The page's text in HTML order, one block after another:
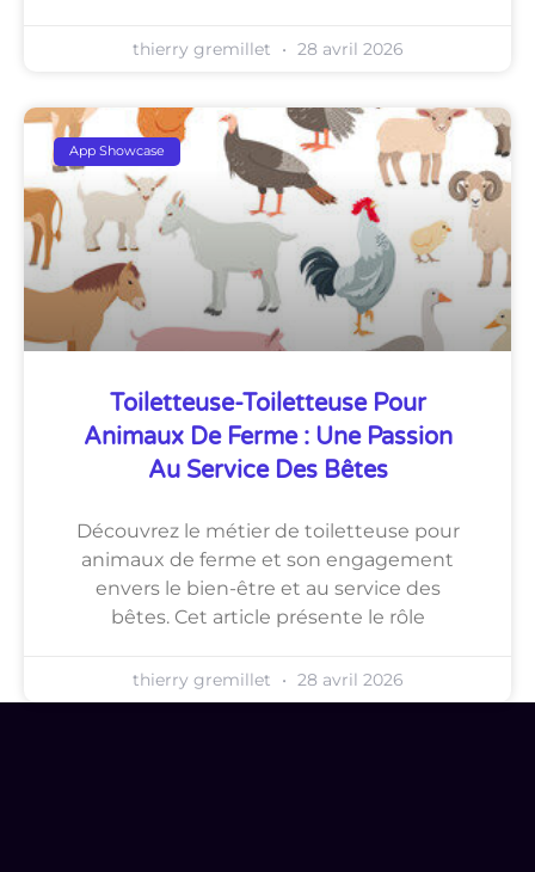
thierry gremillet 28 avril 2026
App Showcase
Toiletteuse-Toiletteuse Pour
Animaux De Ferme : Une Passion
Au Service Des Bêtes
Découvrez le métier de toiletteuse pour
animaux de ferme et son engagement
envers le bien-être et au service des
bêtes. Cet article présente le rôle
thierry gremillet 28 avril 2026